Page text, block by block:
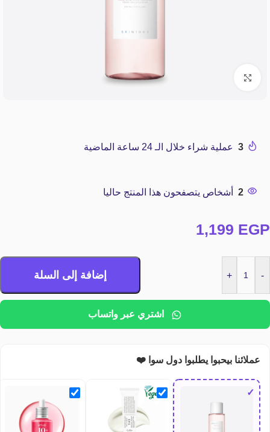
3 عملية شراء خلال الـ 24 ساعة الماضية
2 أشخاص يتصفحون هذا المنتج حاليا
1,199 EGP
-
+ إضافة إلى السلة
اشتري عبر واتساب
عملائنا بيحبوا يطلبوا دول سوا ❤️
✓